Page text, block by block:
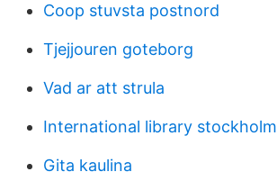
Coop stuvsta postnord
Tjejjouren goteborg
Vad ar att strula
International library stockholm
Gita kaulina